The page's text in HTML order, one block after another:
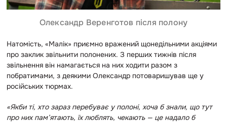
Олександр Веренготов після полону
Натомість, «Малік» приємно вражений щонедільними акціями
про заклик звільнити полонених. З перших тижнів після
звільнення він намагається на них ходити разом з
побратимами, з деякими Олександр потоваришував ще у
російських тюрмах.
«Якби ті, хто зараз перебуває у полоні, хоча б знали, що тут
про них пам’ятають, їх люблять, чекають — це надало б